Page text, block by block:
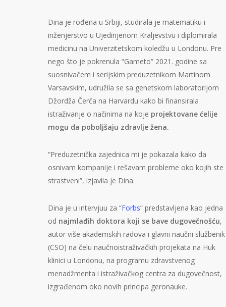
Dina je rođena u Srbiji, studirala je matematiku i
inženjerstvo u Ujedinjenom Kraljevstvu i diplomirala
medicinu na Univerzitetskom koledžu u Londonu. Pre
nego što je pokrenula “Gameto” 2021. godine sa
suosnivačem i serijskim preduzetnikom Martinom
Varsavskim, udružila se sa genetskom laboratorijom
Džordža Čerča na Harvardu kako bi finansirala
istraživanje o načinima na koje projektovane ćelije
mogu da poboljšaju zdravlje žena.
“Preduzetnička zajednica mi je pokazala kako da
osnivam kompanije i rešavam probleme oko kojih ste
strastveni”, izjavila je Dina.
Dina je u intervjuu za “Forbs” predstavljena kao jedna
od najmlađih doktora koji se bave dugovečnošću,
autor više akademskih radova i glavni naučni službenik
(CSO) na čelu naučnoistraživačkih projekata na Huk
klinici u Londonu, na programu zdravstvenog
menadžmenta i istraživačkog centra za dugovečnost,
izgrađenom oko novih principa geronauke.